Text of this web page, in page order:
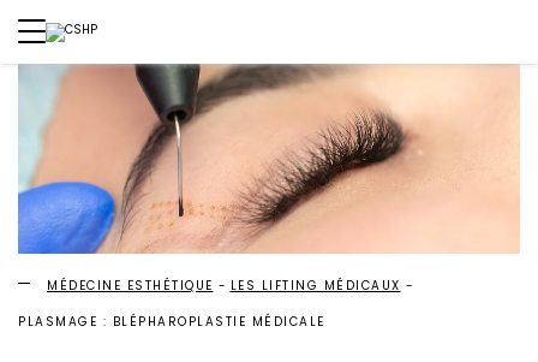
MÉDECINE ESTHÉTIQUE
LES LIFTING MÉDICAUX
PLASMAGE : BLÉPHAROPLASTIE MÉDICALE